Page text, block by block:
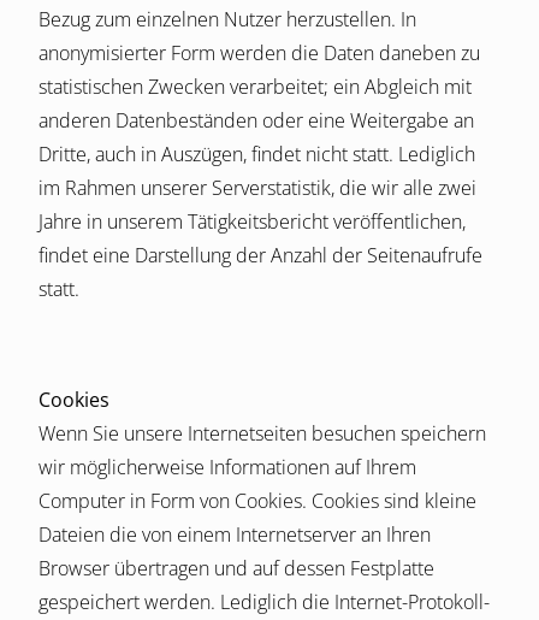
Bezug zum einzelnen Nutzer herzustellen. In
anonymisierter Form werden die Daten daneben zu
statistischen Zwecken verarbeitet; ein Abgleich mit
anderen Datenbeständen oder eine Weitergabe an
Dritte, auch in Auszügen, findet nicht statt. Lediglich
im Rahmen unserer Serverstatistik, die wir alle zwei
Jahre in unserem Tätigkeitsbericht veröffentlichen,
findet eine Darstellung der Anzahl der Seitenaufrufe
statt.
Cookies
Wenn Sie unsere Internetseiten besuchen speichern
wir möglicherweise Informationen auf Ihrem
Computer in Form von Cookies. Cookies sind kleine
Dateien die von einem Internetserver an Ihren
Browser übertragen und auf dessen Festplatte
gespeichert werden. Lediglich die Internet-Protokoll-